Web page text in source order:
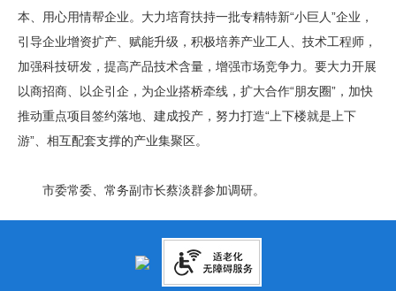
本、用心用情帮企业。大力培育扶持一批专精特新“小巨人”企业，
引导企业增资扩产、赋能升级，积极培养产业工人、技术工程师，
加强科技研发，提高产品技术含量，增强市场竞争力。要大力开展
以商招商、以企引企，为企业搭桥牵线，扩大合作“朋友圈”，加快
推动重点项目签约落地、建成投产，努力打造“上下楼就是上下
游”、相互配套支撑的产业集聚区。
市委常委、常务副市长蔡淡群参加调研。